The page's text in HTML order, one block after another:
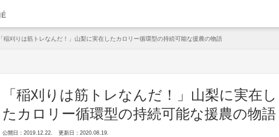
「稲刈りは筋トレなんだ！」山梨に実在したカロリー循環型の持続可能な援農の物語
「稲刈りは筋トレなんだ！」山梨に実在し
たカロリー循環型の持続可能な援農の物語
公開日：2019.12.22. 更新日：2020.08.19.